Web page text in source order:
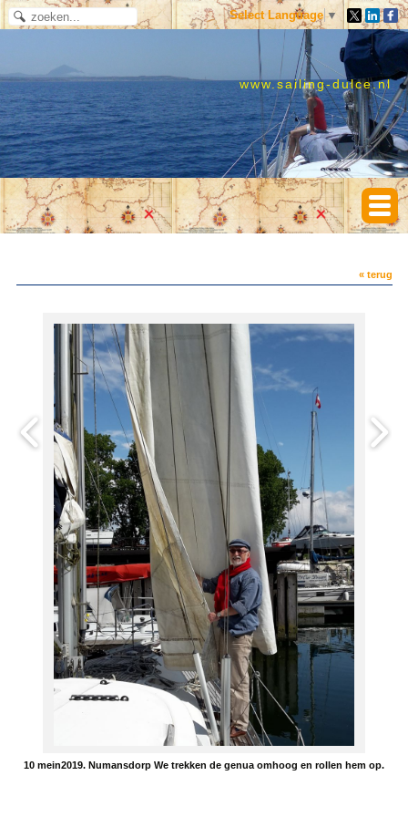
Select Language ▼
www.sailing-dulce.nl
« terug
10 mein2019. Numansdorp We trekken de genua omhoog en rollen hem op.